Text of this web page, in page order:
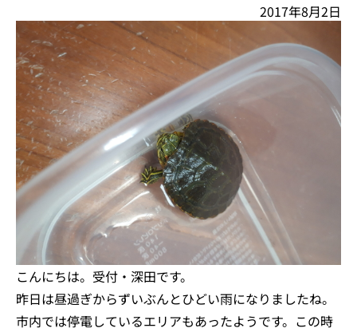
2017年8月2日
こんにちは。受付・深田です。
昨日は昼過ぎからずいぶんとひどい雨になりましたね。
市内では停電しているエリアもあったようです。この時